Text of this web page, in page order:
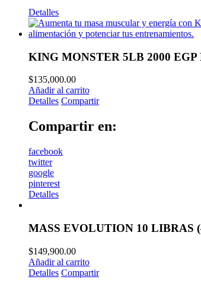
Detalles
KING MONSTER 5LB 2000
$135,000.00
Añadir al carrito
Detalles Compartir
Compartir en:
facebook
twitter
google
pinterest
Detalles
MASS EVOLUTION 10 LIBRAS
$149,900.00
Añadir al carrito
Detalles Compartir